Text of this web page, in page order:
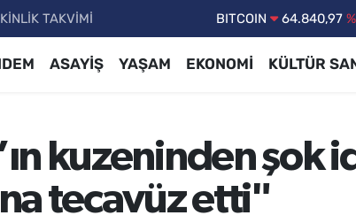
TAKVİMİ DOLAR 47,7436
BİST100
13.779
BITCOIN
ASAYİŞ YAŞAM EKONOMİ KÜLTÜR
kuzeninden şok
tecavüz etti"